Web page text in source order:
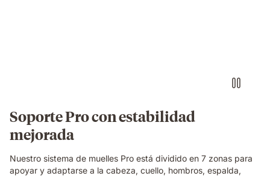
Soporte Pro con estabilidad
mejorada
Nuestro sistema de muelles Pro está dividido en 7 zonas para
apoyar y adaptarse a la cabeza, cuello, hombros, espalda,